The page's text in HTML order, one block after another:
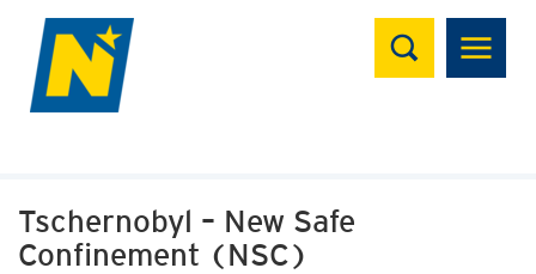
Suchen
Tschernobyl – New Safe
Confinement (NSC)